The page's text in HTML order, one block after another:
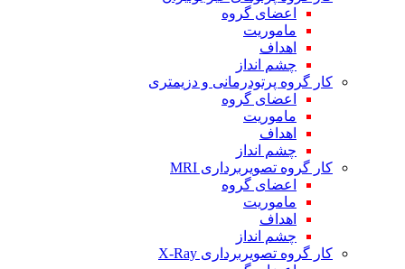
اعضای گروه
ماموریت
اهداف
چشم انداز
کار گروه پرتودرمانی و دزیمتری
اعضای گروه
ماموریت
اهداف
چشم انداز
کار گروه تصویربرداری MRI
اعضای گروه
ماموریت
اهداف
چشم انداز
کار گروه تصویربرداری X-Ray